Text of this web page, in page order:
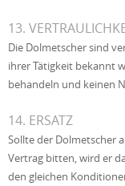
13.
Die Dolmetscher sind
ihrer Tätigkeit bekannt
behandeln und keinen
14. ERSATZ
Sollte der Dolmetscher
Vertrag bitten, wird er
den gleichen